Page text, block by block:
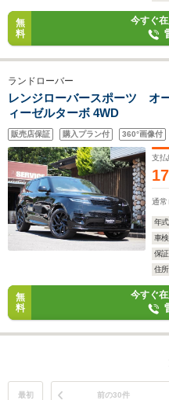
無
料
今すぐ
ランドローバー
レンジローバースポーツ オ
ィーゼルターボ 4WD
販売店保証 購入プラン付 360°画像付
支払
通常
年式
車検
保証
住所
無
料
今すぐ
最初 前の30件